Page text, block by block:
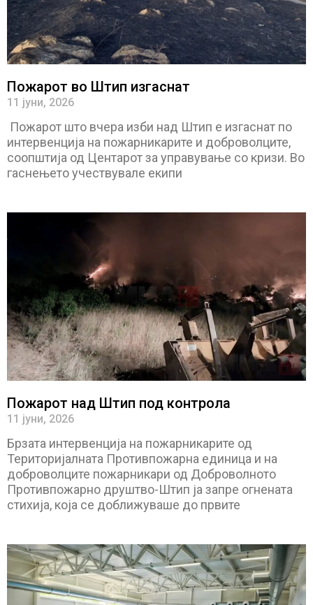
Пожарот во Штип изгаснат
11 јуни, 2026
Пожарот што вчера изби над Штип е изгаснат по
интервенција на пожарникарите и доброволците,
соопштија од Центарот за управување со кризи. Во
гаснењето учествувале екипи
Пожарот над Штип под контрола
11 јуни, 2026
Брзата интервенција на пожарникарите од
Територијалната Противпожарна единица и на
доброволците пожарникари од Доброволното
Противпожарно друштво-Штип ја запре огнената
стихија, која се доближуваше до првите